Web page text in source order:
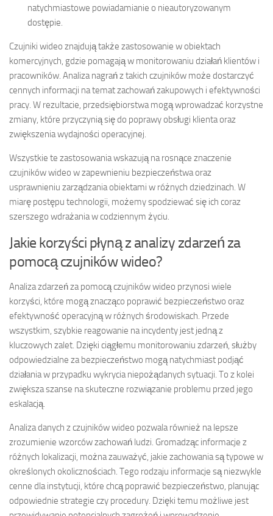
natychmiastowe powiadamianie o nieautoryzowanym
dostępie.
Czujniki wideo znajdują także zastosowanie w obiektach
komercyjnych, gdzie pomagają w monitorowaniu działań klientów i
pracowników. Analiza nagrań z takich czujników może dostarczyć
cennych informacji na temat zachowań zakupowych i efektywności
pracy. W rezultacie, przedsiębiorstwa mogą wprowadzać korzystne
zmiany, które przyczynią się do poprawy obsługi klienta oraz
zwiększenia wydajności operacyjnej.
Wszystkie te zastosowania wskazują na rosnące znaczenie
czujników wideo w zapewnieniu bezpieczeństwa oraz
usprawnieniu zarządzania obiektami w różnych dziedzinach. W
miarę postępu technologii, możemy spodziewać się ich coraz
szerszego wdrażania w codziennym życiu.
Jakie korzyści płyną z analizy zdarzeń za
pomocą czujników wideo?
Analiza zdarzeń za pomocą czujników wideo przynosi wiele
korzyści, które mogą znacząco poprawić bezpieczeństwo oraz
efektywność operacyjną w różnych środowiskach. Przede
wszystkim, szybkie reagowanie na incydenty jest jedną z
kluczowych zalet. Dzięki ciągłemu monitorowaniu zdarzeń, służby
odpowiedzialne za bezpieczeństwo mogą natychmiast podjąć
działania w przypadku wykrycia niepożądanych sytuacji. To z kolei
zwiększa szanse na skuteczne rozwiązanie problemu przed jego
eskalacją.
Analiza danych z czujników wideo pozwala również na lepsze
zrozumienie wzorców zachowań ludzi. Gromadząc informacje z
różnych lokalizacji, można zauważyć, jakie zachowania są typowe w
określonych okolicznościach. Tego rodzaju informacje są niezwykle
cenne dla instytucji, które chcą poprawić bezpieczeństwo, planując
odpowiednie strategie czy procedury. Dzięki temu możliwe jest